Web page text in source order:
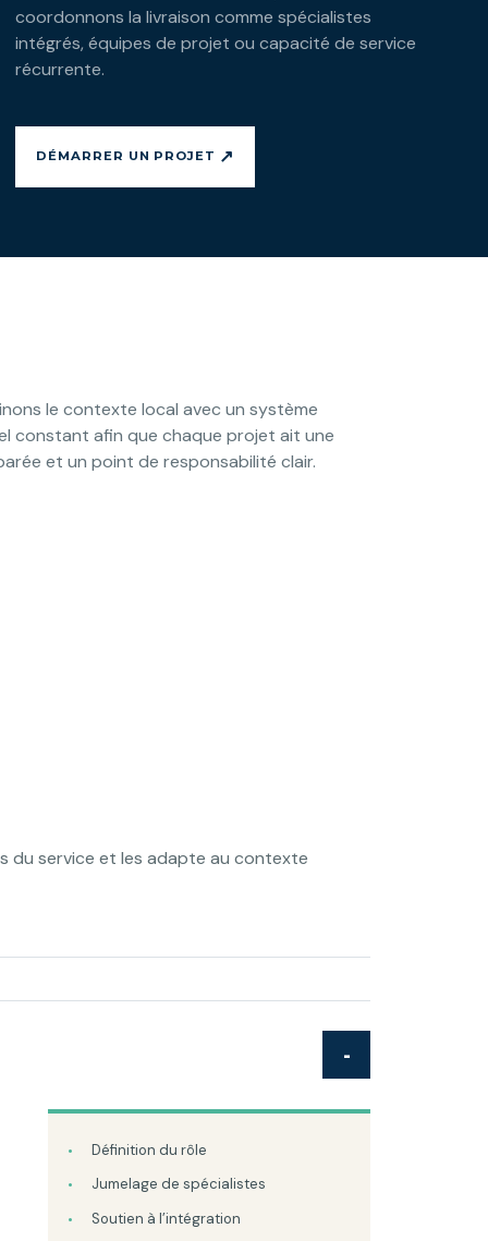
coordonnons la livraison comme spécialistes
intégrés, équipes de projet ou capacité de service
récurrente.
DÉMARRER UN PROJET ↗
le contexte local avec un système
constant afin que chaque projet ait une
et un point de responsabilité clair.
du service et les adapte au contexte
Définition du rôle
Jumelage de spécialistes
Soutien à l’intégration